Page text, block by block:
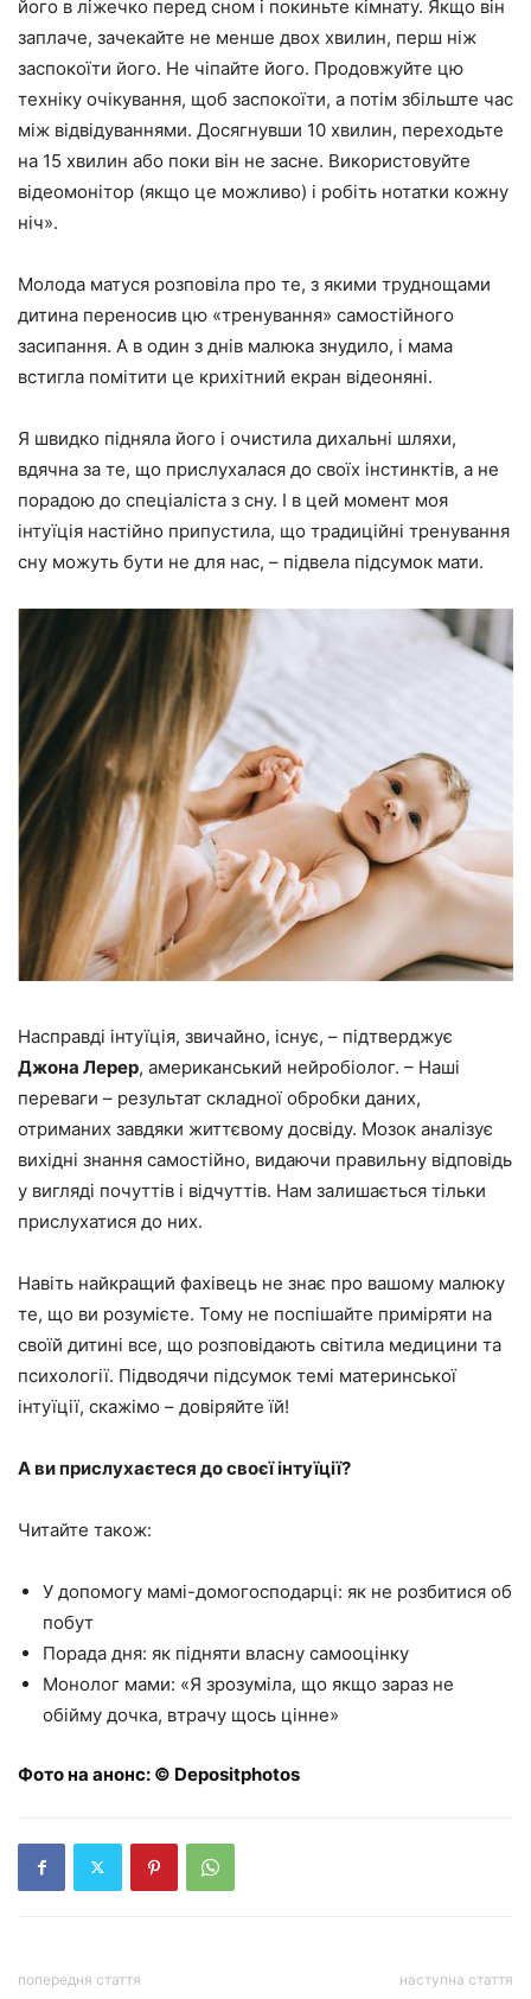
його в ліжечко перед сном і покиньте кімнату. Якщо він
заплаче, зачекайте не менше двох хвилин, перш ніж
заспокоїти його. Не чіпайте його. Продовжуйте цю
техніку очікування, щоб заспокоїти, а потім збільште час
між відвідуваннями. Досягнувши 10 хвилин, переходьте
на 15 хвилин або поки він не засне. Використовуйте
відеомонітор (якщо це можливо) і робіть нотатки кожну
ніч».
Молода матуся розповіла про те, з якими труднощами
дитина переносив цю «тренування» самостійного
засипання. А в один з днів малюка знудило, і мама
встигла помітити це крихітний екран відеоняні.
Я швидко підняла його і очистила дихальні шляхи,
вдячна за те, що прислухалася до своїх інстинктів, а не
порадою до спеціаліста з сну. І в цей момент моя
інтуїція настійно припустила, що традиційні тренування
сну можуть бути не для нас, – підвела підсумок мати.
Насправді інтуїція, звичайно, існує, – підтверджує
Джона Лерер, американський нейробіолог. – Наші
переваги – результат складної обробки даних,
отриманих завдяки життєвому досвіду. Мозок аналізує
вихідні знання самостійно, видаючи правильну відповідь
у вигляді почуттів і відчуттів. Нам залишається тільки
прислухатися до них.
Навіть найкращий фахівець не знає про вашому малюку
те, що ви розумієте. Тому не поспішайте приміряти на
своїй дитині все, що розповідають світила медицини та
психології. Підводячи підсумок темі материнської
інтуїції, скажімо – довіряйте їй!
А ви прислухаєтеся до своєї інтуїції?
Читайте також:
У допомогу мамі-домогосподарці: як не розбитися об
побут
Порада дня: як підняти власну самооцінку
Монолог мами: «Я зрозуміла, що якщо зараз не
обійму дочка, втрачу щось цінне»
Фото на анонс: © Depositphotos
попередня стаття наступна стаття